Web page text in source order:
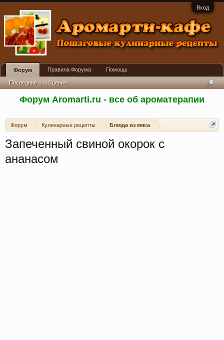
Вход
Форум Aromarti.ru - все об ароматерапии
Форум Кулинарные рецепты Блюда из мяса
Запеченный свиной окорок с
ананасом
Форум
Последние сообщения
Правила Форума Помощь